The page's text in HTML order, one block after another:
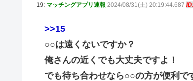
19: マッチングアプリ速報 2024/08/31(土) 20:19:44.687
>>15
○○は遠くないですか？
俺さんの近くでも大丈夫ですよ！
でも待ち合わせなら○○の方が便利で